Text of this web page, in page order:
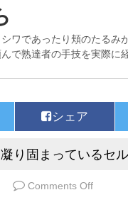
シワであったり頬のたるみ
で熟達者の手技を実際に
り固まっているセ
Comments Offon マ